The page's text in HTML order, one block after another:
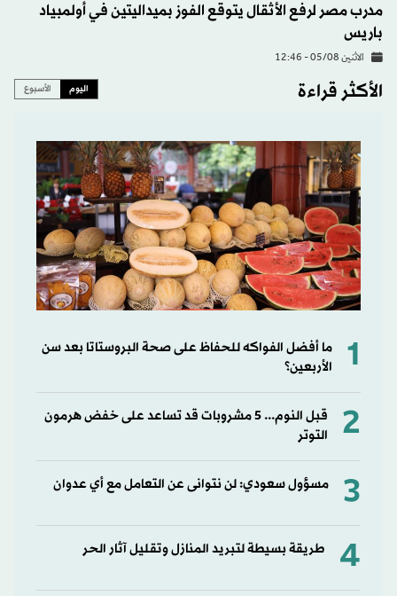
مدرب مصر لرفع الأثقال يتوقع الفوز بميداليتين في أولمبياد
باريس
الاثنين 05/08 - 12:46
الأكثر قراءة اليوم الأسبوع
1
ما أفضل الفواكه للحفاظ على صحة البروستاتا بعد سن
الأربعين؟
2
قبل النوم... 5 مشروبات قد تساعد على خفض هرمون
التوتر
3 مسؤول سعودي: لن نتوانى عن التعامل مع أي عدوان
4 طريقة بسيطة لتبريد المنازل وتقليل آثار الحر